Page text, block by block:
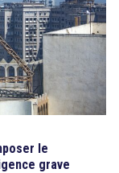
le
grave